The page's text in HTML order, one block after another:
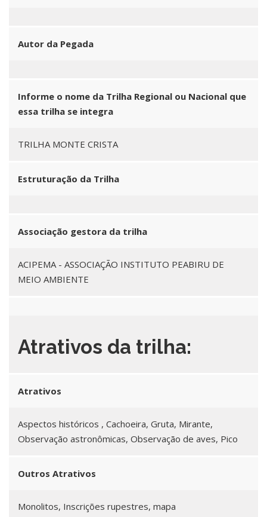
Autor da Pegada
Informe o nome da Trilha Regional ou Nacional que
essa trilha se integra
TRILHA MONTE CRISTA
Estruturação da Trilha
Associação gestora da trilha
ACIPEMA - ASSOCIAÇÃO INSTITUTO PEABIRU DE
MEIO AMBIENTE
Atrativos da trilha:
Atrativos
Aspectos históricos , Cachoeira, Gruta, Mirante,
Observação astronômicas, Observação de aves, Pico
Outros Atrativos
Monolitos, Inscrições rupestres, mapa